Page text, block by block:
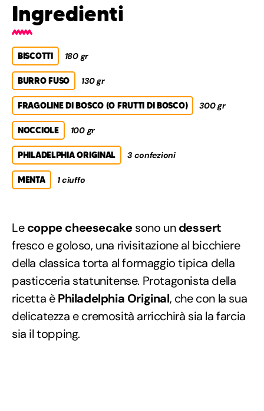
Ingredienti
BISCOTTI 180 gr
BURRO FUSO 130 gr
FRAGOLINE DI BOSCO (O FRUTTI DI BOSCO) 300 gr
NOCCIOLE 100 gr
PHILADELPHIA ORIGINAL 3 confezioni
MENTA 1 ciuffo
Lecoppe cheesecakesono undessert
fresco e goloso, una rivisitazione al bicchiere
della classica torta al formaggio tipica della
pasticceria statunitense. Protagonista della
ricetta èPhiladelphia Original, che con la sua
delicatezza e cremosità arricchirà sia la farcia
sia il topping.